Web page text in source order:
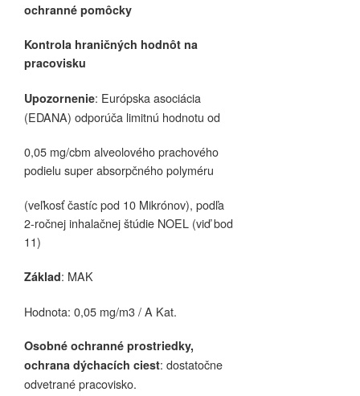
ochranné pomôcky
Kontrola hraničných hodnôt na
pracovisku
Upozornenie: Európska asociácia
(EDANA) odporúča limitnú hodnotu od
0,05 mg/cbm alveolového prachového
podielu super absorpčného polyméru
(veľkosť častíc pod 10 Mikrónov), podľa
2-ročnej inhalačnej štúdie NOEL (viď bod
11)
Základ: MAK
Hodnota: 0,05 mg/m3 / A Kat.
Osobné ochranné prostriedky,
ochrana dýchacích ciest: dostatočne
odvetrané pracovisko.